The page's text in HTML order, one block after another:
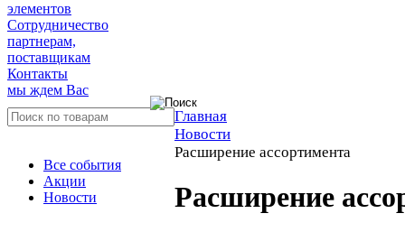
элементов
Сотрудничество
партнерам,
поставщикам
Контакты
мы ждем Вас
Все события
Акции
Новости
Главная
Новости
Расширение ассортимента
Расширение